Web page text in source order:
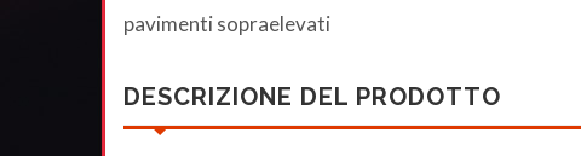
pavimenti sopraelevati
DESCRIZIONE DEL PRODOTTO